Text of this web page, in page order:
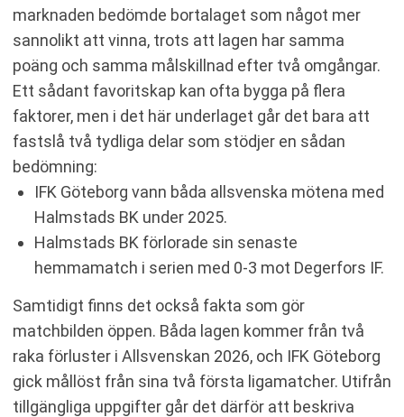
marknaden bedömde bortalaget som något mer
sannolikt att vinna, trots att lagen har samma
poäng och samma målskillnad efter två omgångar.
Ett sådant favoritskap kan ofta bygga på flera
faktorer, men i det här underlaget går det bara att
fastslå två tydliga delar som stödjer en sådan
bedömning:
IFK Göteborg vann båda allsvenska mötena med
Halmstads BK under 2025.
Halmstads BK förlorade sin senaste
hemmamatch i serien med 0-3 mot Degerfors IF.
Samtidigt finns det också fakta som gör
matchbilden öppen. Båda lagen kommer från två
raka förluster i Allsvenskan 2026, och IFK Göteborg
gick mållöst från sina två första ligamatcher. Utifrån
tillgängliga uppgifter går det därför att beskriva